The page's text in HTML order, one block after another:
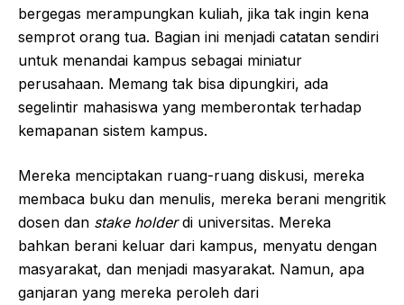
bergegas merampungkan kuliah, jika tak ingin kena
semprot orang tua. Bagian ini menjadi catatan sendiri
untuk menandai kampus sebagai miniatur
perusahaan. Memang tak bisa dipungkiri, ada
segelintir mahasiswa yang memberontak terhadap
kemapanan sistem kampus.
Mereka menciptakan ruang-ruang diskusi, mereka
membaca buku dan menulis, mereka berani mengritik
dosen dan stake holderdi universitas. Mereka
bahkan berani keluar dari kampus, menyatu dengan
masyarakat, dan menjadi masyarakat. Namun, apa
ganjaran yang mereka peroleh dari